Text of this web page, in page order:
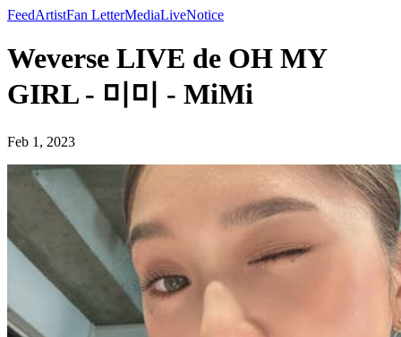
FeedArtistFan LetterMediaLiveNotice
Weverse LIVE de OH MY
GIRL - 미미 - MiMi
Feb 1, 2023